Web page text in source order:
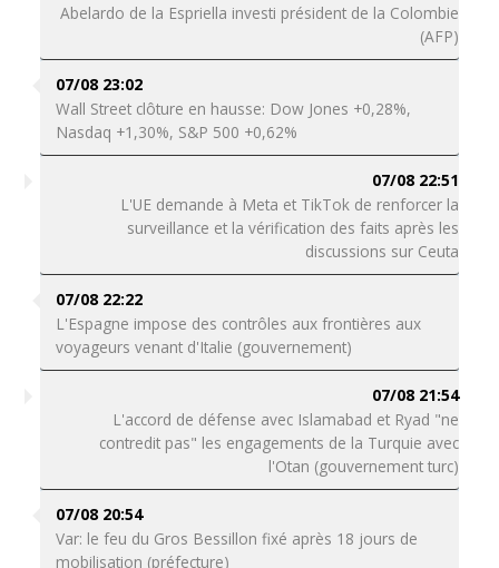
Abelardo de la Espriella investi président de la Colombie
(AFP)
07/08 23:02
Wall Street clôture en hausse: Dow Jones +0,28%,
Nasdaq +1,30%, S&P 500 +0,62%
07/08 22:51
L'UE demande à Meta et TikTok de renforcer la
surveillance et la vérification des faits après les
discussions sur Ceuta
07/08 22:22
L'Espagne impose des contrôles aux frontières aux
voyageurs venant d'Italie (gouvernement)
07/08 21:54
L'accord de défense avec Islamabad et Ryad "ne
contredit pas" les engagements de la Turquie avec
l'Otan (gouvernement turc)
07/08 20:54
Var: le feu du Gros Bessillon fixé après 18 jours de
mobilisation (préfecture)